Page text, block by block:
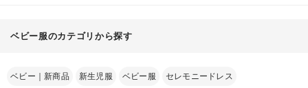
ベビー服のカテゴリから探す
ベビー｜新商品 新生児服 ベビー服 セレモニードレス